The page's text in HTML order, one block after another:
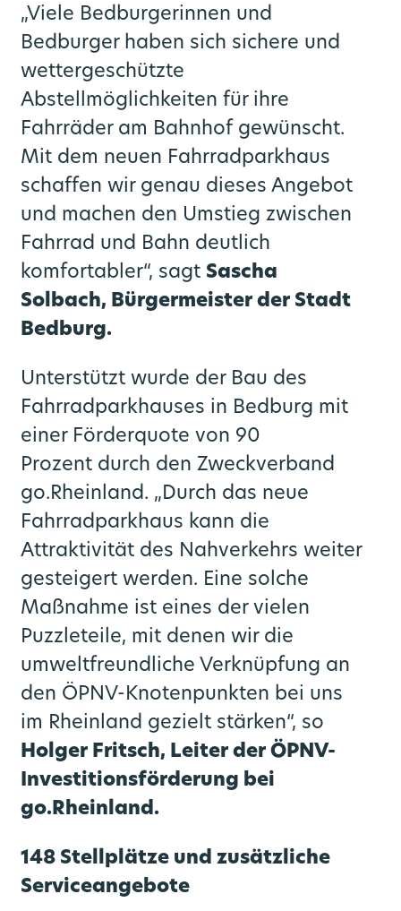
„Viele Bedburgerinnen und
Bedburger haben sich sichere und
wettergeschützte
Abstellmöglichkeiten für ihre
Fahrräder am Bahnhof gewünscht.
Mit dem neuen Fahrradparkhaus
schaffen wir genau dieses Angebot
und machen den Umstieg zwischen
Fahrrad und Bahn deutlich
komfortabler“, sagt Sascha
Solbach, Bürgermeister der Stadt
Bedburg.
Unterstützt wurde der Bau des
Fahrradparkhauses in Bedburg mit
einer Förderquote von 90
Prozent durch den Zweckverband
go.Rheinland. „Durch das neue
Fahrradparkhaus kann die
Attraktivität des Nahverkehrs weiter
gesteigert werden. Eine solche
Maßnahme ist eines der vielen
Puzzleteile, mit denen wir die
umweltfreundliche Verknüpfung an
den ÖPNV-Knotenpunkten bei uns
im Rheinland gezielt stärken“, so
Holger Fritsch, Leiter der ÖPNV-
Investitionsförderung bei
go.Rheinland.
148 Stellplätze und zusätzliche
Serviceangebote